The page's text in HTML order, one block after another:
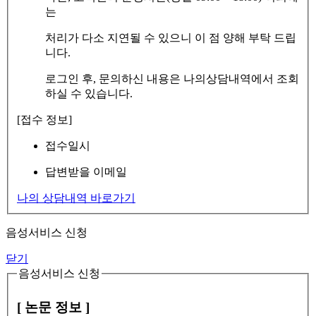
는
처리가 다소 지연될 수 있으니 이 점 양해 부탁 드립
니다.
로그인 후, 문의하신 내용은 나의상담내역에서 조회
하실 수 있습니다.
[접수 정보]
접수일시
답변받을 이메일
나의 상담내역 바로가기
음성서비스 신청
닫기
음성서비스 신청
[ 논문 정보 ]